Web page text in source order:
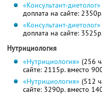
«Консультант-диетолог»
доплата на сайте:
«Консультант-диетолог»
доплата на сайте:
Нутрициология
«Нутрициология» (256
сайте: 2115р. вместо
«Нутрициология» (512
сайте: 3290р. вместо